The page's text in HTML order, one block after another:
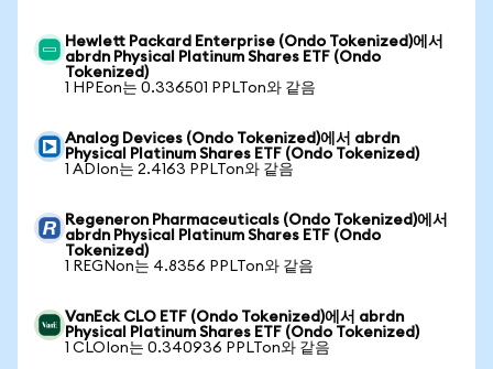
Hewlett Packard Enterprise (Ondo Tokenized)에서
abrdn Physical Platinum Shares ETF (Ondo
Tokenized)
1 HPEon는 0.336501 PPLTon와 같음
Analog Devices (Ondo Tokenized)에서 abrdn
Physical Platinum Shares ETF (Ondo Tokenized)
1 ADIon는 2.4163 PPLTon와 같음
Regeneron Pharmaceuticals (Ondo Tokenized)에서
abrdn Physical Platinum Shares ETF (Ondo
Tokenized)
1 REGNon는 4.8356 PPLTon와 같음
VanEck CLO ETF (Ondo Tokenized)에서 abrdn
Physical Platinum Shares ETF (Ondo Tokenized)
1 CLOIon는 0.340936 PPLTon와 같음